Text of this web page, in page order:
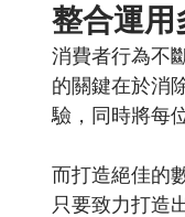
整合運用
消費者行為不
的關鍵在於消
驗，同時將每
而打造絕佳的
只要致力打造